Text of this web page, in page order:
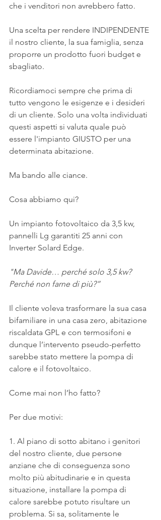
che i venditori non avrebbero fatto.
Una scelta per rendere INDIPENDENTE
il nostro cliente, la sua famiglia, senza
proporre un prodotto fuori budget e
sbagliato.
Ricordiamoci sempre che prima di
tutto vengono le esigenze e i desideri
di un cliente. Solo una volta individuati
questi aspetti si valuta quale può
essere l'impianto GIUSTO per una
determinata abitazione.
Ma bando alle ciance.
Cosa abbiamo qui?
Un impianto fotovoltaico da 3,5 kw,
pannelli Lg garantiti 25 anni con
Inverter Solard Edge.
"Ma Davide… perché solo 3,5 kw?
Perché non farne di più?”
Il cliente voleva trasformare la sua casa
bifamiliare in una casa zero, abitazione
riscaldata GPL e con termosifoni e
dunque l’intervento pseudo-perfetto
sarebbe stato mettere la pompa di
calore e il fotovoltaico.
Come mai non l’ho fatto?
Per due motivi:
1. Al piano di sotto abitano i genitori
del nostro cliente, due persone
anziane che di conseguenza sono
molto più abitudinarie e in questa
situazione, installare la pompa di
calore sarebbe potuto risultare un
problema. Si sa, solitamente le